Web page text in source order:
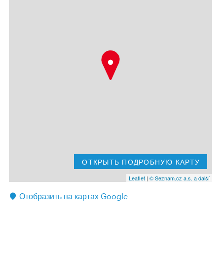
ОТКРЫТЬ ПОДРОБНУЮ КАРТУ
Leaflet | © Seznam.cz a.s. a další
Отобразить на картах Google